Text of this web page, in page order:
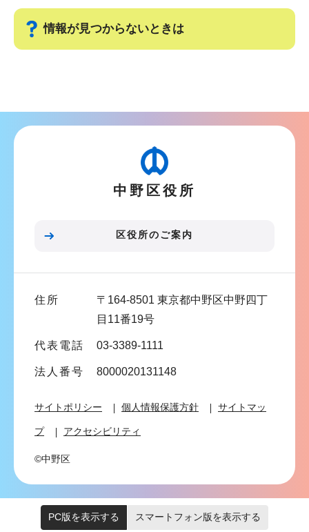
情報が見つからないときは
ナ
ビ
中野区役所
区役所のご案内
住所
〒164-8501 東京都中野区中野四丁
目11番19号
代表電話 03-3389-1111
法人番号 8000020131148
サイトポリシー 個人情報保護方針 サイトマッ
プ アクセシビリティ
©中野区
PC版を表示する スマートフォン版を表示する